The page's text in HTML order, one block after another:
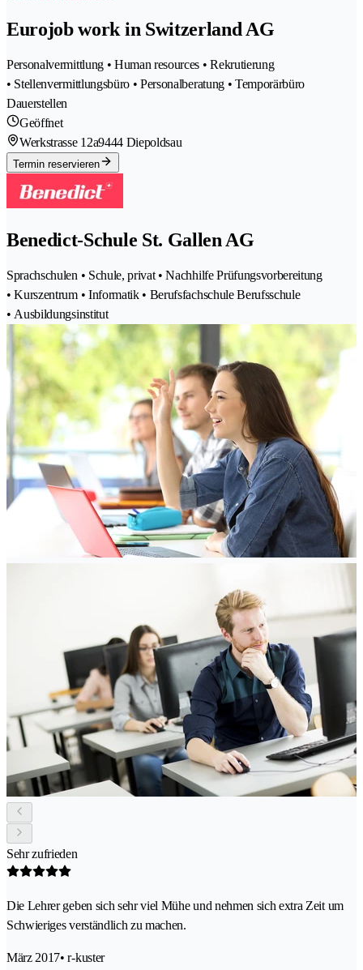
Eurojob work in Switzerland AG
Personalvermittlung • Human resources • Rekrutierung
• Stellenvermittlungsbüro • Personalberatung • Temporärbüro
Dauerstellen
Geöffnet
Werkstrasse 12a9444 Diepoldsau
Termin reservieren
Benedict-Schule St. Gallen AG
Sprachschulen • Schule, privat • Nachhilfe Prüfungsvorbereitung
• Kurszentrum • Informatik • Berufsfachschule Berufsschule
• Ausbildungsinstitut
Sehr zufrieden
Die Lehrer geben sich sehr viel Mühe und nehmen sich extra Zeit um
Schwieriges verständlich zu machen.
März 2017• r-kuster